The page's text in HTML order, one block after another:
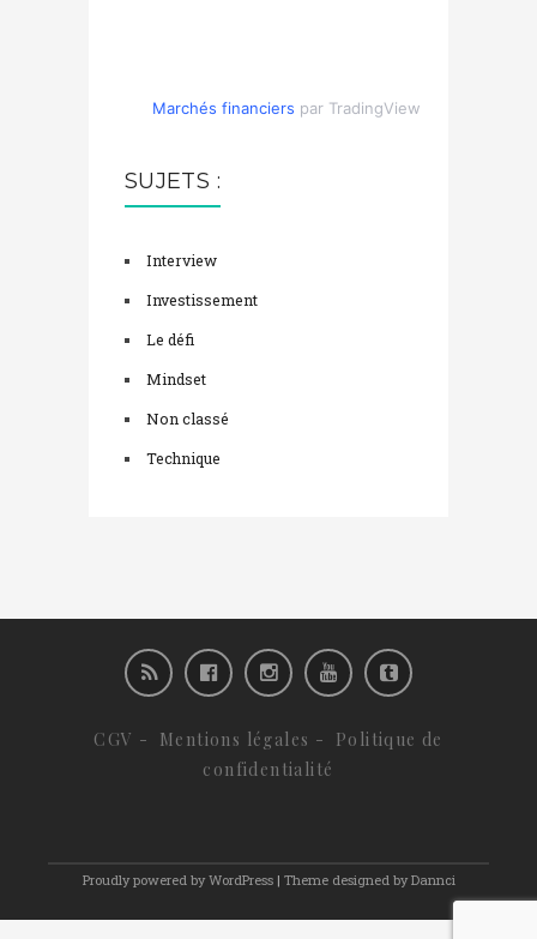
Marchés financiers par TradingView
SUJETS :
Interview
Investissement
Le défi
Mindset
Non classé
Technique
CGV - Mentions légales - Politique de
confidentialité
Proudly powered by WordPress| Theme designed by Dannci